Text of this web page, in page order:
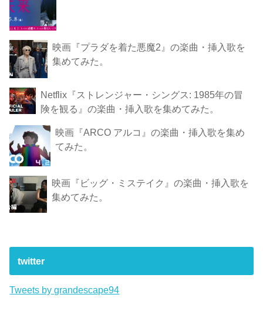
映画『プラダを着た悪魔2』の楽曲・挿入歌を
集めてみた。
Netflix『ストレンジャー・シングス: 1985年の冒
険 を観 る』の楽曲・挿入歌を集めてみた。
映画『ARCO アルコ』の楽曲・挿入歌を集め
てみた。
映画『ビッグ・ミステイク』の楽曲・挿入歌を
集めてみた。
twitter
Tweets by grandescape94